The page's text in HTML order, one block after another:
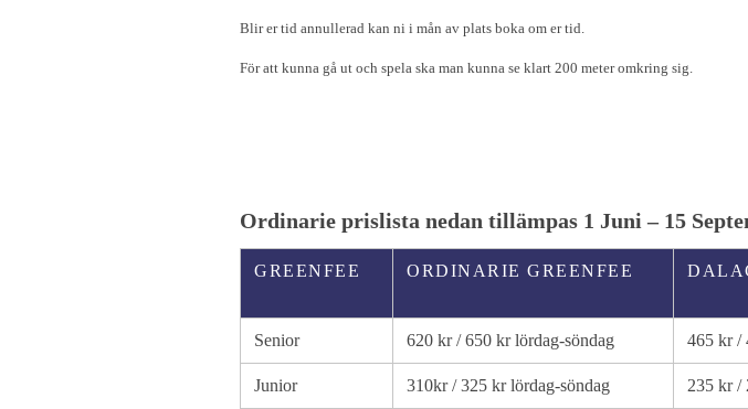
Blir er tid annullerad kan ni i mån av plats boka om er tid.
För att kunna gå ut och spela ska man kunna se klart 200 meter omkring sig.
Ordinarie prislista nedan tillämpas 1 Juni – 15
GREENFEE ORDINARIE GREENFEE
Senior 620 kr / 650 kr lördag-söndag 465 kr /
Junior 310kr / 325 kr lördag-söndag 235 kr /